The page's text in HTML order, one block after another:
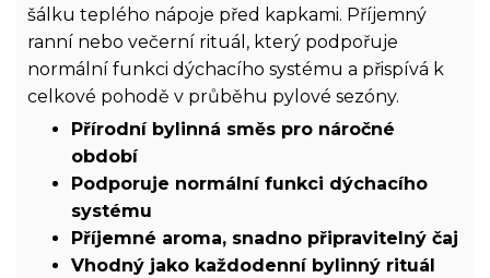
šálku teplého nápoje před kapkami. Příjemný
ranní nebo večerní rituál, který podpořuje
normální funkci dýchacího systému a přispívá k
celkové pohodě v průběhu pylové sezóny.
Přírodní bylinná směs pro náročné
období
Podporuje normální funkci dýchacího
systému
Příjemné aroma, snadno připravitelný čaj
Vhodný jako každodenní bylinný rituál